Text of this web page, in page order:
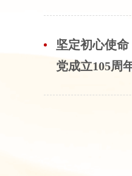
坚定初心使
党成立105周